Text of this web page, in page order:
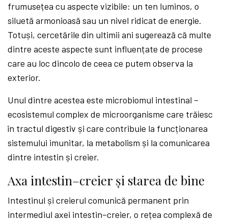
frumusețea cu aspecte vizibile: un ten luminos, o
siluetă armonioasă sau un nivel ridicat de energie.
Totuși, cercetările din ultimii ani sugerează că multe
dintre aceste aspecte sunt influențate de procese
care au loc dincolo de ceea ce putem observa la
exterior.
Unul dintre acestea este microbiomul intestinal –
ecosistemul complex de microorganisme care trăiesc
în tractul digestiv și care contribuie la funcționarea
sistemului imunitar, la metabolism și la comunicarea
dintre intestin și creier.
Axa intestin–creier și starea de bine
Intestinul și creierul comunică permanent prin
intermediul axei intestin–creier, o rețea complexă de